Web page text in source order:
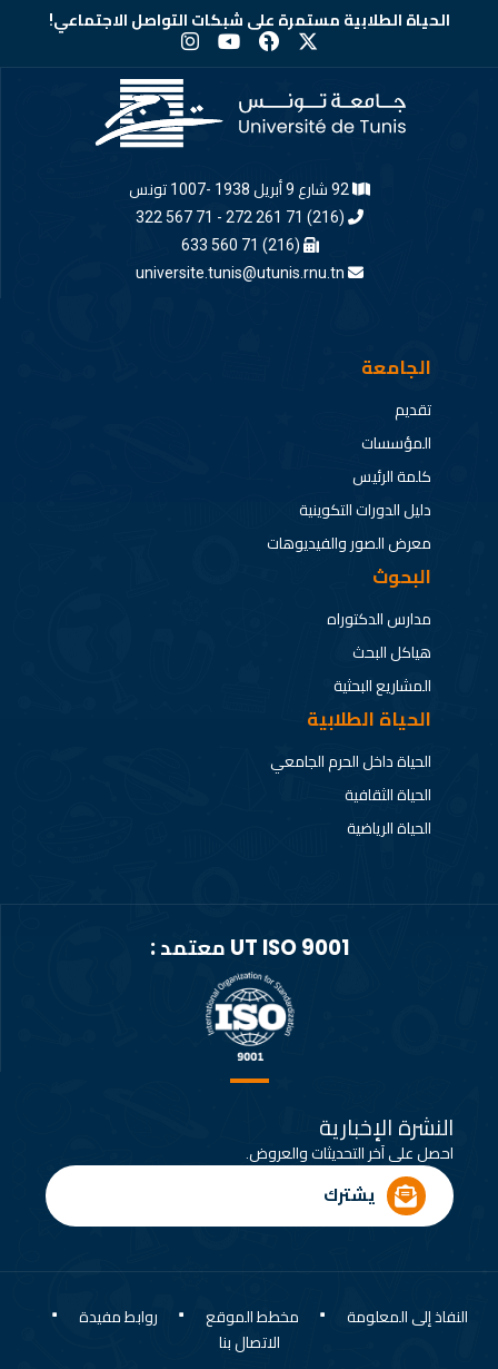
الحياة الطلابية مستمرة على شبكات التواصل الاجتماعي!
(216) 71 261 272 - 71 567 322
(216) 71 560 633
universite.tunis@utunis.rnu.tn
الجامعة
تقديم
المؤسسات
كلمة الرئيس
دليل الدورات التكوينية
معرض الصور والفيديوهات
البحوث
مدارس الدكتوراه
هياكل البحث
المشاريع البحثية
الحياة الطلابية
الحياة داخل الحرم الجامعي
الحياة الثقافية
الحياة الرياضية
UT ISO 9001 معتمد :
النشرة الإخبارية
احصل على آخر التحديثات والعروض.
يشترك
النفاذ إلى المعلومة مخطط الموقع
روابط مفيدة
الاتصال بنا